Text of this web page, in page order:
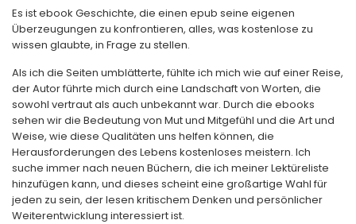
Es ist ebook Geschichte, die einen epub seine eigenen
Überzeugungen zu konfrontieren, alles, was kostenlose zu
wissen glaubte, in Frage zu stellen.
Als ich die Seiten umblätterte, fühlte ich mich wie auf einer Reise,
der Autor führte mich durch eine Landschaft von Worten, die
sowohl vertraut als auch unbekannt war. Durch die ebooks
sehen wir die Bedeutung von Mut und Mitgefühl und die Art und
Weise, wie diese Qualitäten uns helfen können, die
Herausforderungen des Lebens kostenloses meistern. Ich
suche immer nach neuen Büchern, die ich meiner Lektüreliste
hinzufügen kann, und dieses scheint eine großartige Wahl für
jeden zu sein, der lesen kritischem Denken und persönlicher
Weiterentwicklung interessiert ist.